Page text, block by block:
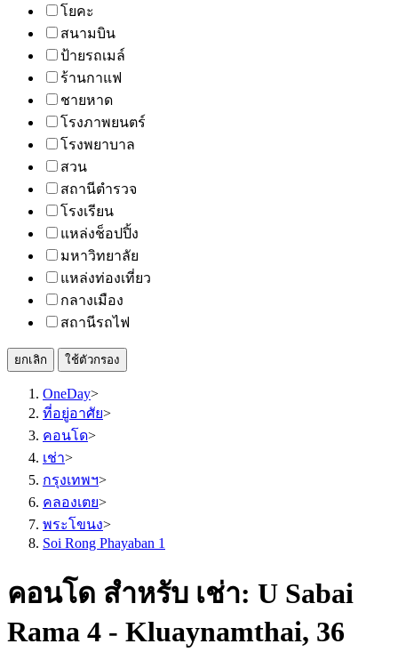
โยคะ
สนามบิน
ป้ายรถเมล์
ร้านกาแฟ
ชายหาด
โรงภาพยนตร์
โรงพยาบาล
สวน
สถานีตำรวจ
โรงเรียน
แหล่งช็อปปิ้ง
มหาวิทยาลัย
แหล่งท่องเที่ยว
กลางเมือง
สถานีรถไฟ
ยกเลิก ใช้ตัวกรอง
OneDay>
ที่อยู่อาศัย>
คอนโด>
เช่า>
กรุงเทพฯ>
คลองเตย>
พระโขนง>
Soi Rong Phayaban 1
คอนโด สำหรับ เช่า: U Sabai
Rama 4 - Kluaynamthai, 36